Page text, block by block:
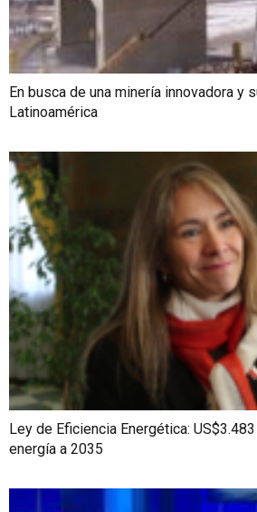
En busca de una minería innovadora y
Latinoamérica
Ley de Eficiencia Energética:
energía a 2035